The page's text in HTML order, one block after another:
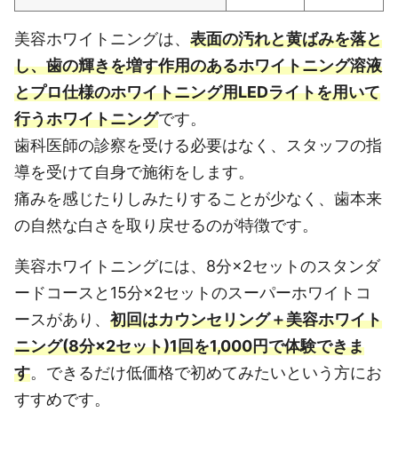
美容ホワイトニングは、 表面の汚れと黄ばみを落と
し、歯の輝きを増す作用のあるホワイトニング溶液
とプロ仕様のホワイトニング用LEDライトを用いて
行うホワイトニングです。
歯科医師の診察を受ける必要はなく、スタッフの指
導を受けて自身で施術をします。
痛みを感じたりしみたりすることが少なく、歯本来
の自然な白さを取り戻せるのが特徴です。
美容ホワイトニングには、8分×2セットのスタンダ
ードコースと15分×2セットのスーパーホワイトコ
ースがあり、 初回はカウンセリング＋美容ホワイト
ニング(8分×2セット)1回を1,000円で体験できま
す。 できるだけ低価格で初めてみたいという方にお
すすめです。